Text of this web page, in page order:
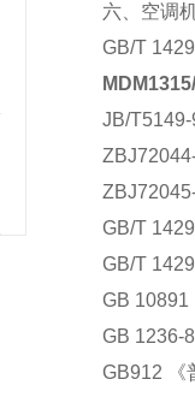
六、空调
GB/T
JB/
GB/T
GB/T
GB 10891
GB 1236-
GB912 《